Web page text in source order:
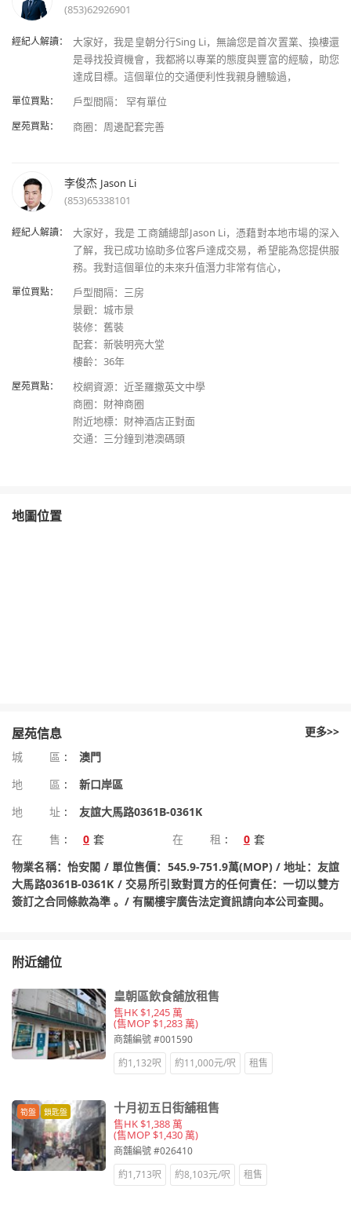
(853)62926901
經紀人解讀：
大家好，我是皇朝分行Sing Li，無論您是首次置業、換樓還
是尋找投資機會，我都將以專業的態度與豐富的經驗，助您
單位買點：
屋苑買點：
李俊杰 Jason Li
(853)65338101
經紀人解讀：
大家好，我是 工商舖總部Jason Li，憑藉對本地市場的深入
了解，我已成功協助多位客戶達成交易，希望能為您提供服
單位買點：
戶型間隔：三房
景觀：城市景
裝修：舊裝
配套：新裝明亮大堂
屋苑買點：
校網資源：近圣羅撒英文中學
商圈：財神商圈
附近地標：財神酒店正對面
地圖位置
屋苑信息
更多>>
城區 : 澳門
地區 :
新口岸區
地址 :
友誼大馬路0361B-0361K
在售 : 0 套 在租 : 0 套
物業名稱：怡安閣 / 單位售價：545.9-751.9萬(MOP) / 地址：友誼
大馬路0361B-0361K / 交易所引致對買方的任何責任：一切以雙方
簽訂之合同條款為準 。/ 有關樓宇廣告法定資訊請向本公司查閱。
附近舖位
皇朝區飲食舖放租售
售HK $1,245 萬
(售MOP $1,283 萬)
商舖編號 #001590
約1,132呎
約11,000元/呎 租售
筍盤 鎖匙盤 十月初五日街舖租售
售HK $1,388 萬
(售MOP $1,430 萬)
商舖編號 #026410
約1,713呎
約8,103元/呎 租售